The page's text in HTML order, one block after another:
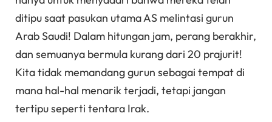
ditipu saat pasukan utama AS melintasi gurun
Arab Saudi! Dalam hitungan jam, perang berakhir,
dan semuanya bermula kurang dari 20 prajurit!
Kita tidak memandang gurun sebagai tempat di
mana hal-hal menarik terjadi, tetapi jangan
tertipu seperti tentara Irak.